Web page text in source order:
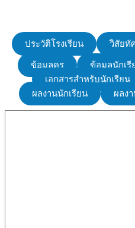
ประวัติโรงเรียน วิสัยทั
ข้อมูลครู
ข้อมูลนักเรี
เอกสารสำหรับนักเรียน
ผลงานนักเรียน
ผลง